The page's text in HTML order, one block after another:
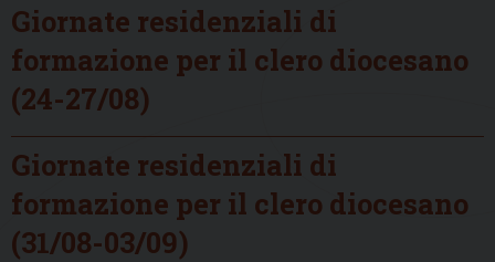
Giornate residenziali di
formazione per il clero diocesano
(24-27/08)
Giornate residenziali di
formazione per il clero diocesano
(31/08-03/09)